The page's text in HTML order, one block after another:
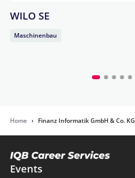
WILO SE
Maschinenbau
Home › Finanz Informatik GmbH & Co. KG
Events